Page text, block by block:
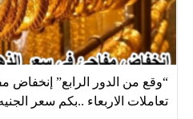
“وقع من الدور الرابع” إنخفاض
تعاملات الاربعاء ..بكم سعر